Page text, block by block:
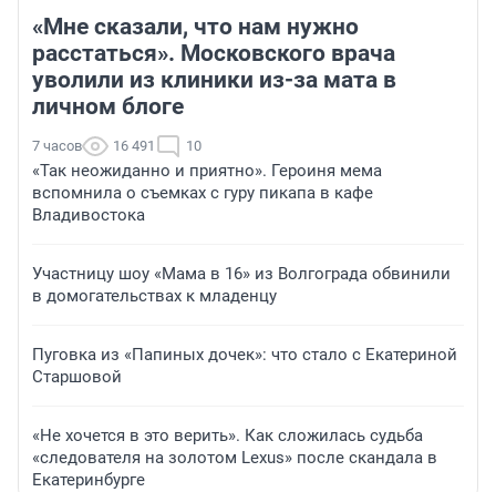
«Мне сказали, что нам нужно
расстаться». Московского врача
уволили из клиники из-за мата в
личном блоге
7 часов 16 491 10
«Так неожиданно и приятно». Героиня мема
вспомнила о съемках с гуру пикапа в кафе
Владивостока
Участницу шоу «Мама в 16» из Волгограда обвинили
в домогательствах к младенцу
Пуговка из «Папиных дочек»: что стало с Екатериной
Старшовой
«Не хочется в это верить». Как сложилась судьба
«следователя на золотом Lexus» после скандала в
Екатеринбурге